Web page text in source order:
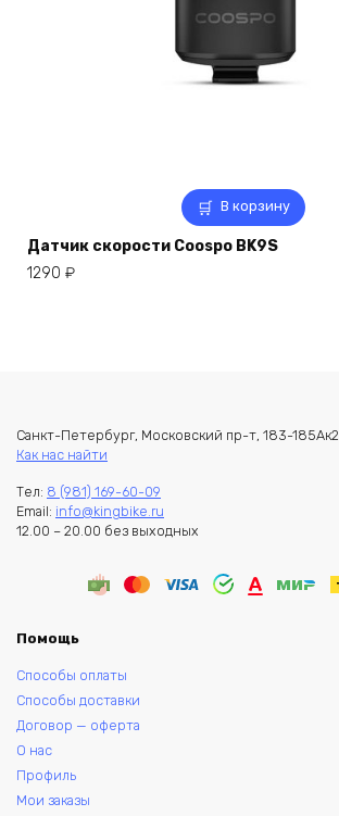
В корзину
Датчик скорости Coospo BK9S
1290 ₽
Санкт-Петербург, Московский пр-т, 183-185Ак2
Как нас найти
Тел: 8 (981) 169-60-09
Email: info@kingbike.ru
12.00 – 20.00 без выходных
Помощь
Способы оплаты
Способы доставки
Договор — оферта
О нас
Профиль
Мои заказы